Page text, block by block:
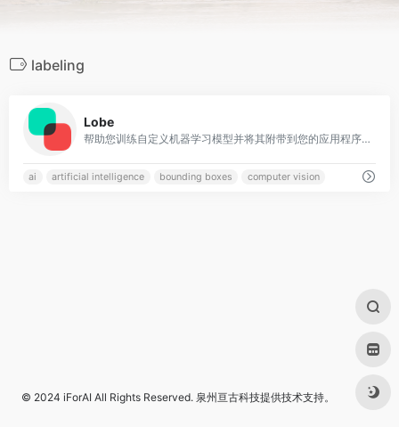
labeling
Lobe
帮助您训练自定义机器学习模型并将其附带到您的应用程序APP中
ai artificial intelligence bounding boxes computer vision
© 2024 iForAI All Rights Reserved. 泉州亘古科技提供技术支持。